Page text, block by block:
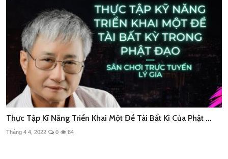
Thực Tập Kĩ Năng Triển Khai Một Đề Tài Bất Kì Của Phật ...
Tháng 4 4, 2022 0 84